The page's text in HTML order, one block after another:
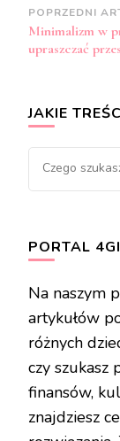
Zobacz
wpisy
POPRZEDNI
Minimalizm w
upraszczać
JAKIE
Szukasz
czegoś?
PORTAL
Na naszym
artykułów
różnych
czy szukasz
finansów,
znajdziesz